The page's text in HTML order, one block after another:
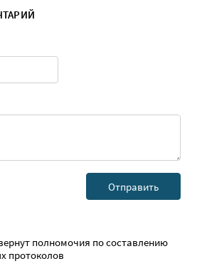
полномочия по составлению
протоколов